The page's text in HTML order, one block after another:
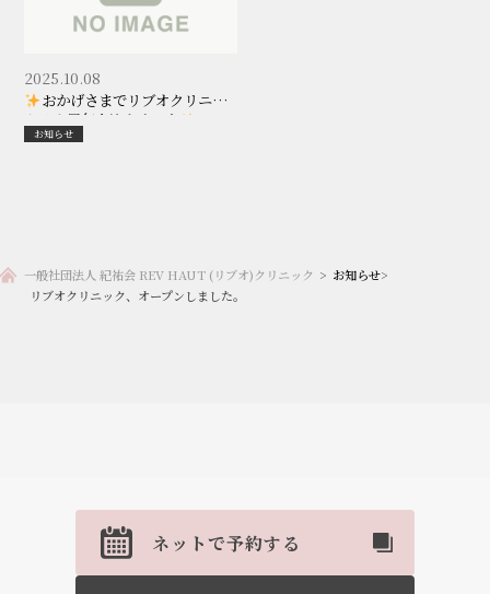
おかげさまでリブオクリニッ
クは１周年を迎えました
2025.10.08
お知らせ
一般社団法人 紀祐会 REV HAUT (リブオ)クリニック > お知らせ>
リブオクリニック、オープンしました。
ネットで予約する